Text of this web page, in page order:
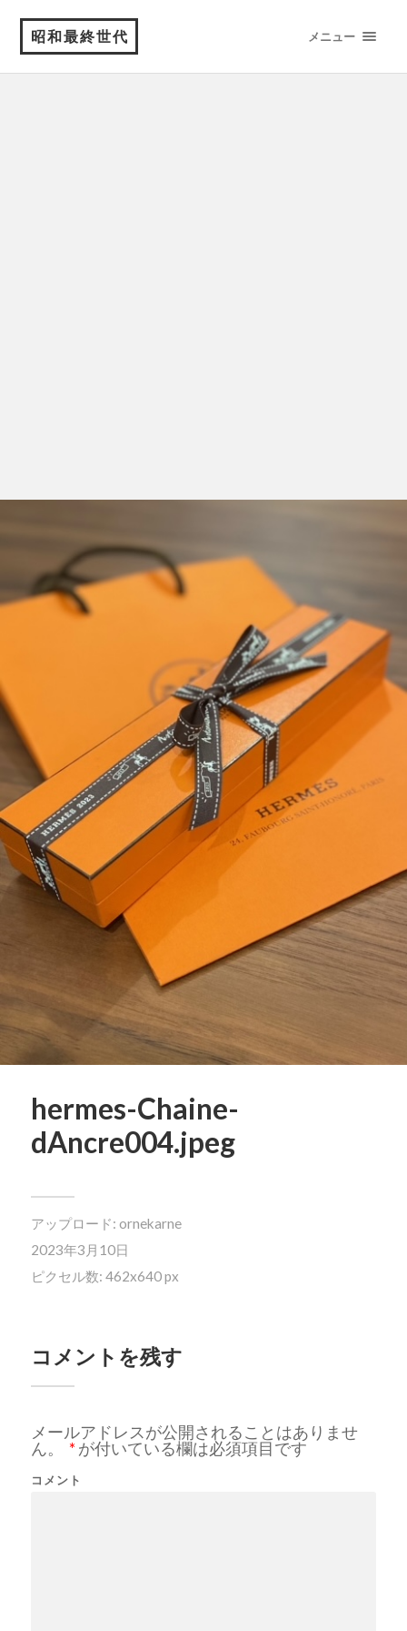
昭和最終世代 メニュー
hermes-Chaine-
dAncre004.jpeg
アップロード: ornekarne
2023年3月10日
ピクセル数: 462x640 px
コメントを残す
メールアドレスが公開されることはありませ
ん。
* が付いている欄は必須項目です
コメント